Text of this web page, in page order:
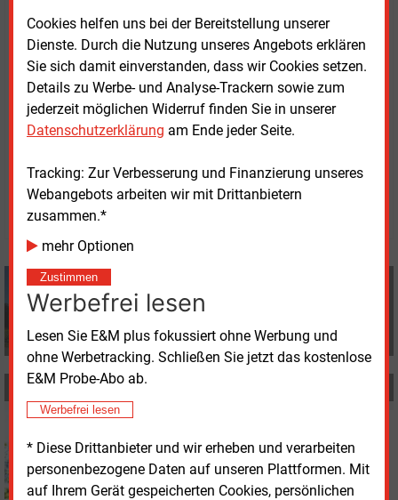
Cookies helfen uns bei der Bereitstellung unserer
Dienste. Durch die Nutzung unseres Angebots erklären
Sie sich damit einverstanden, dass wir Cookies setzen.
Details zu Werbe- und Analyse-Trackern sowie zum
jederzeit möglichen Widerruf finden Sie in unserer
Datenschutzerklärung am Ende jeder Seite.
Tracking: Zur Verbesserung und Finanzierung unseres
Webangebots arbeiten wir mit Drittanbietern
zusammen.*
mehr Optionen
Zustimmen
Werbefrei lesen
Lesen Sie E&M plus fokussiert ohne Werbung und
ohne Werbetracking. Schließen Sie jetzt das kostenlose
E&M Probe-Abo ab.
Werbefrei lesen
* Diese Drittanbieter und wir erheben und verarbeiten
personenbezogene Daten auf unseren Plattformen. Mit
auf Ihrem Gerät gespeicherten Cookies, persönlichen
von Enercity, sieht im Klimamonitor ein „sinnvolles
Instrument, die Entwicklung der regenerativen
Energien abzubilden, Tendenzen zu erkennen und
daraus die passenden Konsequenzen zu ziehen, um
die Energiewende erfolgreich zu gestalten“.
Volker Stephan
© 2026 Energie & Management GmbH
+49 (0) 8152 9311 0
MEHR ZUM THEMA
REGENERATIVE
Beobachtung